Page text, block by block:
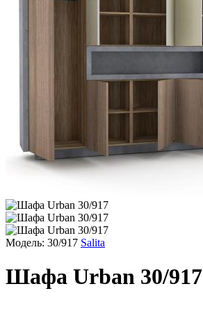
Модель: 30/917 Salita
Шафа Urban 30/917